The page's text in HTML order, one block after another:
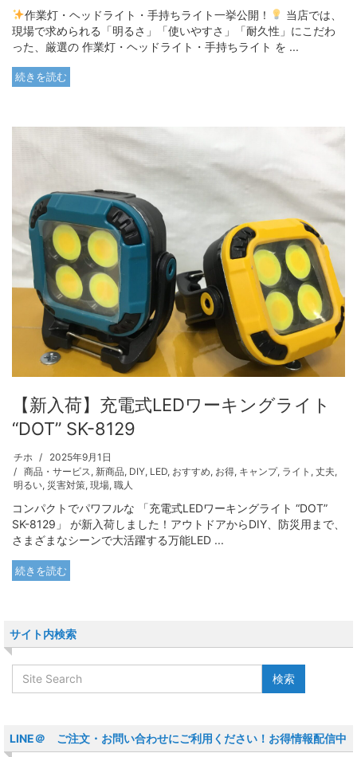
作業灯・ヘッドライト・手持ちライト一挙公開！
当店では、
現場で求められる「明るさ」「使いやすさ」「耐久性」にこだわ
った、厳選の 作業灯・ヘッドライト・手持ちライト を ...
続きを読む
【新入荷】充電式LEDワーキングライト
“DOT” SK-8129
チホ
2025年9月1日
商品・サービス , 新商品, DIY, LED, おすすめ, お得, キャンプ, ライト , 丈夫,
明るい, 災害対策, 現場, 職人
コンパクトでパワフルな 「充電式LEDワーキングライト “DOT”
SK-8129」 が新入荷しました！アウトドアからDIY、防災用まで、
さまざまなシーンで大活躍する万能LED ...
続きを読む
サイト内検索
LINE＠ ご注文・お問い合わせにご利用ください！お得情報配信中